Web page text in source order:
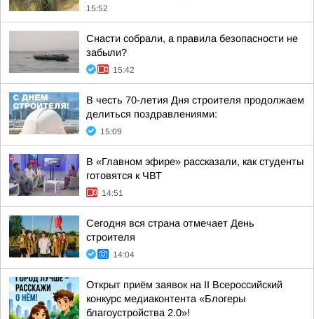
15:52
Снасти собрали, а правила безопасности не
забыли?
15:42
В честь 70-летия Дня строителя продолжаем
делиться поздравлениями:
15:09
В «Главном эфире» рассказали, как студенты
готовятся к ЧВТ
14:51
Сегодня вся страна отмечает День
строителя
14:04
Открыт приём заявок на II Всероссийский
конкурс медиаконтента «Блогеры
благоустройства 2.0»!